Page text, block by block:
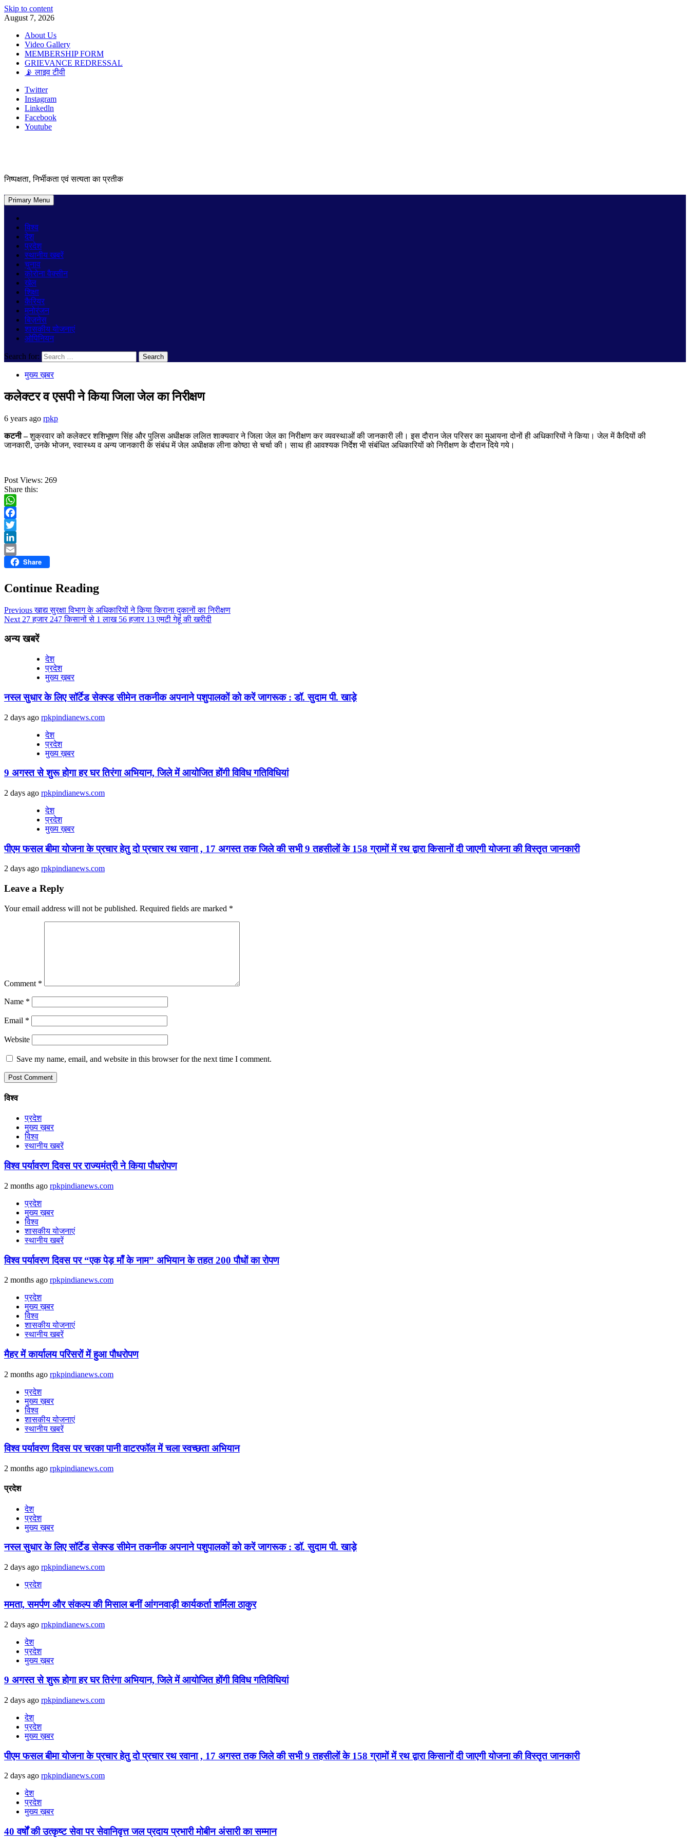
Skip to content
August 7, 2026
About Us
Video Gallery
MEMBERSHIP FORM
GRIEVANCE REDRESSAL
📡 लाइव टीवी
Twitter
Instagram
Linkedln
Facebook
Youtube
निष्पक्षता, निर्भीकता एवं सत्यता का प्रतीक
Primary Menu
विश्व
देश
प्रदेश
स्थानीय खबरें
चुनाव
कोरोना वैक्सीन
खेल
शिक्षा
कैरियर
मनोरंजन
बिज़नेस
शासकीय योजनाएं
ओपिनियन
Search for:
मुख्य ख़बर
कलेक्टर व एसपी ने किया जिला जेल का निरीक्षण
6 years ago rpkp
कटनी–शुक्रवार को कलेक्टर शशिभूषण सिंह और पुलिस अधीक्षक ललित शाक्यवार ने जिला जेल का निरीक्षण कर व्यवस्थाओं की जानकारी ली। इस दौरान जेल परिसर का मुआयना दोनों ही अधिकारियों ने किया। जेल में कैदियों की
जानकारी,उनके भोजन,स्वास्थ्य व अन्य जानकारी के संबंध में जेल अधीक्षक लीना कोष्ठा से चर्चा की। साथ ही आवश्यक निर्देश भी संबंधित अधिकारियों को निरीक्षण के दौरान दिये गये।
Post Views: 269
Share this:
WhatsApp
Facebook
Twitter
LinkedIn
Email Share
Continue Reading
Previousखाद्य सुरक्षा विभाग के अधिकारियों ने किया किराना दुकानों का निरीक्षण
Next 27 हजार 247 किसानों से 1 लाख 56 हजार 13 एमटी गेहूं की खरीदी
अन्य खबरें
देश
प्रदेश
मुख्य ख़बर
नस्ल सुधार के लिए सॉर्टेड सेक्स्ड सीमेन तकनीक अपनाने पशुपालकों को करें जागरूक : डॉ. सुदाम पी. खाड़े
2 days ago rpkpindianews.com
देश
प्रदेश
मुख्य ख़बर
9 अगस्‍त से शुरू होगा हर घर तिरंगा अभियान, जिले में आयोजित होंगी विविध गतिविधियां
2 days ago rpkpindianews.com
देश
प्रदेश
मुख्य ख़बर
पीएम फसल बीमा योजना के प्रचार हेतु दो प्रचार रथ रवाना , 17 अगस्त तक जिले की सभी 9 तहसीलों के 158 ग्रामों में रथ द्वारा किसानों दी जाएगी योजना की विस्तृत जानकारी
2 days ago rpkpindianews.com
Leave a Reply
Your email address will not be published. Required fields are marked *
Comment *
Name *
Email *
Website
Save my name, email, and website in this browser for the next time I comment.
विश्व
प्रदेश
मुख्य ख़बर
विश्व
स्थानीय खबरें
विश्व पर्यावरण दिवस पर राज्यमंत्री ने किया पौधरोपण
2 months ago rpkpindianews.com
प्रदेश
मुख्य ख़बर
विश्व
शासकीय योजनाएं
स्थानीय खबरें
विश्व पर्यावरण दिवस पर “एक पेड़ माँ के नाम” अभियान के तहत 200 पौधों का रोपण
2 months ago rpkpindianews.com
प्रदेश
मुख्य ख़बर
विश्व
शासकीय योजनाएं
स्थानीय खबरें
मैहर में कार्यालय परिसरों में हुआ पौधरोपण
2 months ago rpkpindianews.com
प्रदेश
मुख्य ख़बर
विश्व
शासकीय योजनाएं
स्थानीय खबरें
विश्व पर्यावरण दिवस पर चरका पानी वाटरफॉल में चला स्वच्छता अभियान
2 months ago rpkpindianews.com
प्रदेश
देश
प्रदेश
मुख्य ख़बर
नस्ल सुधार के लिए सॉर्टेड सेक्स्ड सीमेन तकनीक अपनाने पशुपालकों को करें जागरूक : डॉ. सुदाम पी. खाड़े
2 days ago rpkpindianews.com
प्रदेश
ममता, समर्पण और संकल्प की मिसाल बनीं आंगनवाड़ी कार्यकर्ता शर्मिला ठाकुर
2 days ago rpkpindianews.com
देश
प्रदेश
मुख्य ख़बर
9 अगस्‍त से शुरू होगा हर घर तिरंगा अभियान, जिले में आयोजित होंगी विविध गतिविधियां
2 days ago rpkpindianews.com
देश
प्रदेश
मुख्य ख़बर
पीएम फसल बीमा योजना के प्रचार हेतु दो प्रचार रथ रवाना , 17 अगस्त तक जिले की सभी 9 तहसीलों के 158 ग्रामों में रथ द्वारा किसानों दी जाएगी योजना की विस्तृत जानकारी
2 days ago rpkpindianews.com
देश
प्रदेश
मुख्य ख़बर
40 वर्षों की उत्कृष्ट सेवा पर सेवानिवृत्त जल प्रदाय प्रभारी मोबीन अंसारी का सम्मान